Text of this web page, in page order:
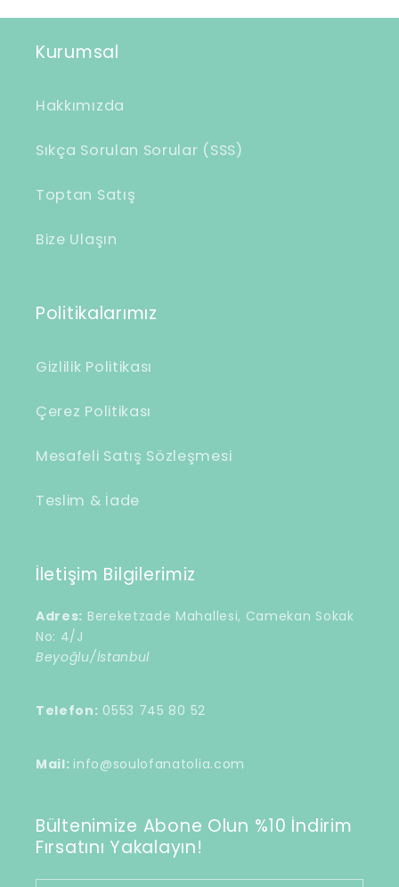
Kurumsal
Hakkımızda
Sıkça Sorulan Sorular (SSS)
Toptan Satış
Bize Ulaşın
Politikalarımız
Gizlilik Politikası
Çerez Politikası
Mesafeli Satış Sözleşmesi
Teslim & İade
İletişim Bilgilerimiz
Adres: Bereketzade Mahallesi, Camekan Sokak
No: 4/J
Beyoğlu/İstanbul
Telefon: 0553 745 80 52
Mail: info@soulofanatolia.com
Bültenimize Abone Olun %10 İndirim
Fırsatını Yakalayın!